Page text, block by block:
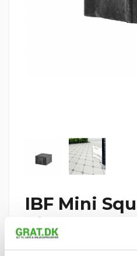
IBF Mini
fliser
cm Sort/